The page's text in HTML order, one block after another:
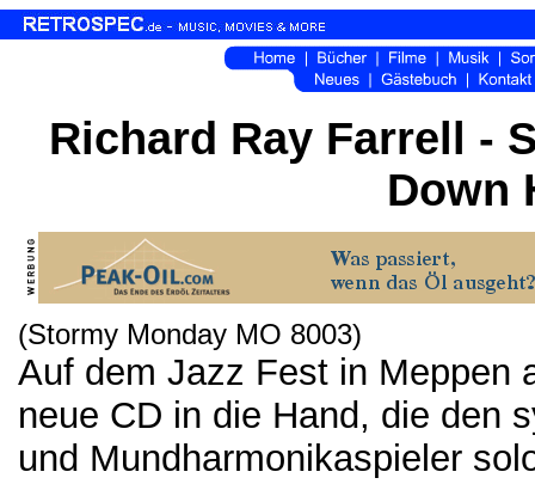
Richard Ray Farrell -
Down
(Stormy Monday MO 8003)
Auf dem Jazz Fest in Meppen
neue CD in die Hand, die den
und Mundharmonikaspieler